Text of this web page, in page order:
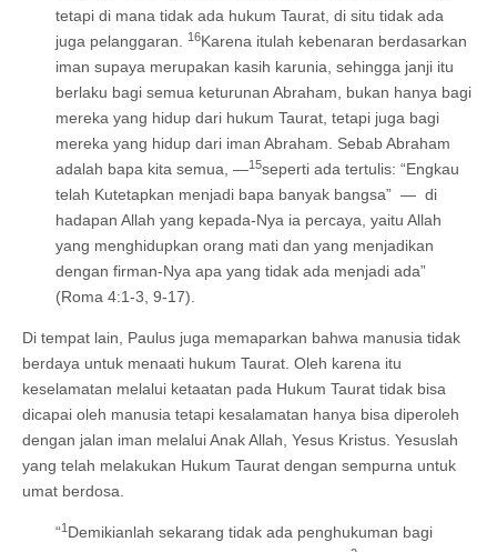
tetapi di mana tidak ada hukum Taurat, di situ tidak ada
juga pelanggaran.
16Karena itulah kebenaran berdasarkan
iman supaya merupakan kasih karunia, sehingga janji itu
berlaku bagi semua keturunan Abraham, bukan hanya bagi
mereka yang hidup dari hukum Taurat, tetapi juga bagi
mereka yang hidup dari iman Abraham. Sebab Abraham
adalah bapa kita semua, —15seperti ada tertulis: “Engkau
telah Kutetapkan menjadi bapa banyak bangsa” — di
hadapan Allah yang kepada-Nya ia percaya, yaitu Allah
yang menghidupkan orang mati dan yang menjadikan
dengan firman-Nya apa yang tidak ada menjadi ada”
(Roma 4:1-3, 9-17).
Di tempat lain, Paulus juga memaparkan bahwa manusia tidak
berdaya untuk menaati hukum Taurat. Oleh karena itu
keselamatan melalui ketaatan pada Hukum Taurat tidak bisa
dicapai oleh manusia tetapi kesalamatan hanya bisa diperoleh
dengan jalan iman melalui Anak Allah, Yesus Kristus. Yesuslah
yang telah melakukan Hukum Taurat dengan sempurna untuk
umat berdosa.
“1 Demikianlah sekarang tidak ada penghukuman bagi